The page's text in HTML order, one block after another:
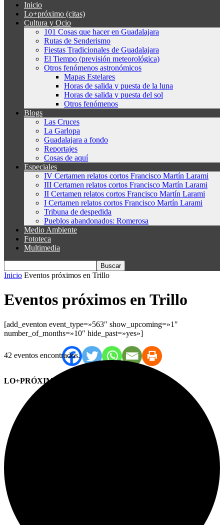
Inicio
Lo+próximo (citas)
Cultura y Ocio
101 Cosas que hacer en Guadalajara
Rutas de Senderismo
Fiestas Tradicionales de Guadalajara
El Tiempo (previsión meteorológica)
Otros fenómenos astronómicos
Mapas Estelares
Horas de salida y puesta de la luna
Horas de salida y puesta del sol
Otros fenómenos
Blogs
Las Cruces
La Garlopa
Guadalajara a fondo
Reportajes
Cosas de aquí
Especiales
IV Certamen relatos cortos Francisco Martín Larami
III Certamen relatos cortos Francisco Martín Larami
II Certamen relatos cortos Francisco Martín Larami
I Certamen relatos cortos Francisco Martín Larami
Tribuna de despedida
Pueblos abandonados: Romerosa
Medio Ambiente
Fototeca
Multimedia
Inicio Eventos próximos en Trillo
Eventos próximos en Trillo
[add_eventon event_type=»563″ show_upcoming=»1″
number_of_months=»10″ hide_past=»yes»]
LO+PRÓXIMO (CITAS)
42 eventos encontrados.